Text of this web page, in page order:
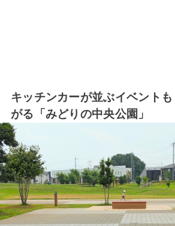
キッチンカーが並ぶイベント
がる「みどりの中央公園」